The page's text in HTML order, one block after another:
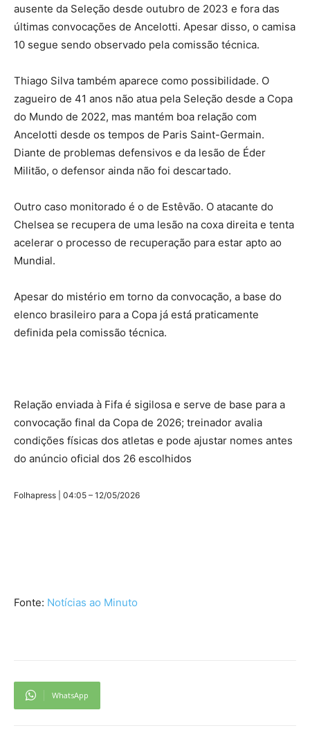
ausente da Seleção desde outubro de 2023 e fora das
últimas convocações de Ancelotti. Apesar disso, o camisa
10 segue sendo observado pela comissão técnica.
Thiago Silva também aparece como possibilidade. O
zagueiro de 41 anos não atua pela Seleção desde a Copa
do Mundo de 2022, mas mantém boa relação com
Ancelotti desde os tempos de Paris Saint-Germain.
Diante de problemas defensivos e da lesão de Éder
Militão, o defensor ainda não foi descartado.
Outro caso monitorado é o de Estêvão. O atacante do
Chelsea se recupera de uma lesão na coxa direita e tenta
acelerar o processo de recuperação para estar apto ao
Mundial.
Apesar do mistério em torno da convocação, a base do
elenco brasileiro para a Copa já está praticamente
definida pela comissão técnica.
Relação enviada à Fifa é sigilosa e serve de base para a
convocação final da Copa de 2026; treinador avalia
condições físicas dos atletas e pode ajustar nomes antes
do anúncio oficial dos 26 escolhidos
Folhapress | 04:05 – 12/05/2026
Fonte: Notícias ao Minuto
WhatsApp